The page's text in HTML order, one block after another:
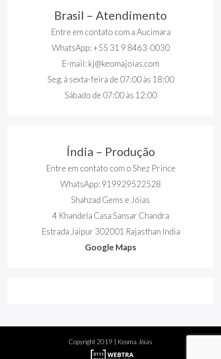
Brasil – Atendimento
Entre em contato com a Aucimara
WhatsApp: +55 31 9 8463-0030
E-mail: kj@keomajoias.com
Seg. à sexta-feira de 07:00 às 18:00
Sábado de 07:00 às 12:00
Índia – Produção
Entre em contato com o Shez Prince
WhatsApp: 919929522528
Shahzad Gems e Jóias
4 Khandela Casa Sansar Chandra
Estrada Jaipur 302001 Rajasthan India
Google Maps
Copyright 2019 | Keoma Jóias